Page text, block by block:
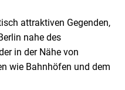
attraktiven Gegenden,
nahe des
in der Nähe von
wie Bahnhöfen und dem